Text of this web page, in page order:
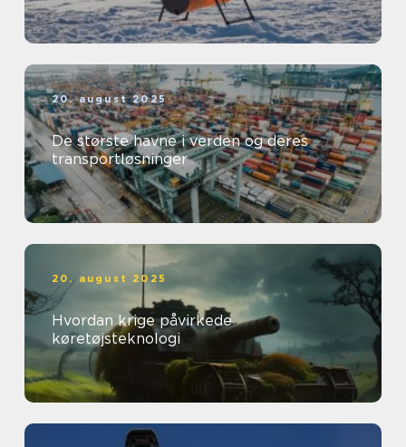
20. august 2025
De største havne i verden og deres
transportløsninger
20. august 2025
Hvordan krige påvirkede
køretøjsteknologi